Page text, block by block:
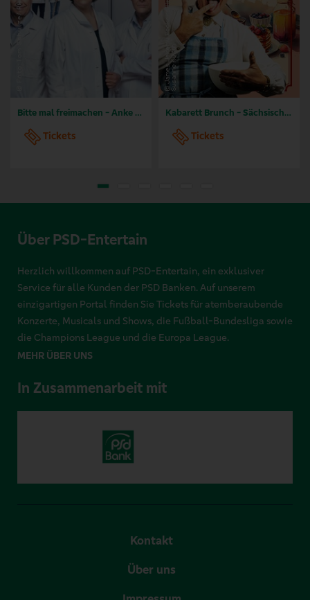
Bitte mal freimachen - Anke Geißler, Thomas Schuch, Felix C. Voigt u. a. | Kabarett Academixer
Tickets
Kabarett Brunch - Sächsische Spezialitäten | Central Kabarett Leipzig
Tickets
Über PSD-Entertain
Herzlich willkommen auf PSD-Entertain, ein exklusiver
Service für alle Kunden der PSD Banken. Auf unserem
einzigartigen Portal finden Sie Tickets für atemberaubende
Konzerte, Musicals und Shows, die Fußball-Bundesliga sowie
die Champions League und die Europa League.
MEHR ÜBER UNS
In Zusammenarbeit mit
Kontakt
Über uns